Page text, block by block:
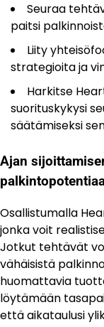
Seuraa
paitsi
Liity
strategioita ja
Harkitse
suorituskykysi
säätämiseksi
Ajan
Osallistumalla
jonka voit
Jotkut tehtävät
vähäisistä
huomattavia
löytämään
että aikataulusi